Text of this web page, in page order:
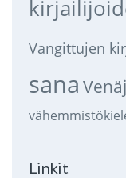
Vangittujen
sana
Linkit